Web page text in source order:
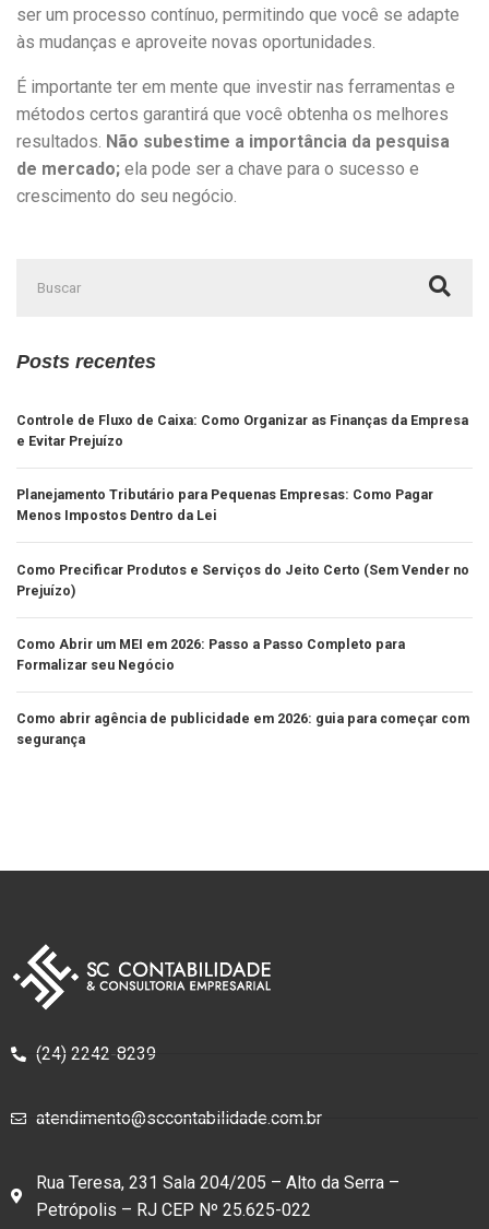
ser um processo contínuo, permitindo que você se adapte
às mudanças e aproveite novas oportunidades.
É importante ter em mente que investir nas ferramentas e
métodos certos garantirá que você obtenha os melhores
resultados. Não subestime a importância da pesquisa
de mercado; ela pode ser a chave para o sucesso e
crescimento do seu negócio.
Posts recentes
Controle de Fluxo de Caixa: Como Organizar as Finanças da Empresa
e Evitar Prejuízo
Planejamento Tributário para Pequenas Empresas: Como Pagar
Menos Impostos Dentro da Lei
Como Precificar Produtos e Serviços do Jeito Certo (Sem Vender no
Prejuízo)
Como Abrir um MEI em 2026: Passo a Passo Completo para
Formalizar seu Negócio
Como abrir agência de publicidade em 2026: guia para começar com
segurança
(24) 2242-8239
atendimento@sccontabilidade.com.br
Rua Teresa, 231 Sala 204/205 – Alto da Serra –
Petrópolis – RJ CEP Nº 25.625-022